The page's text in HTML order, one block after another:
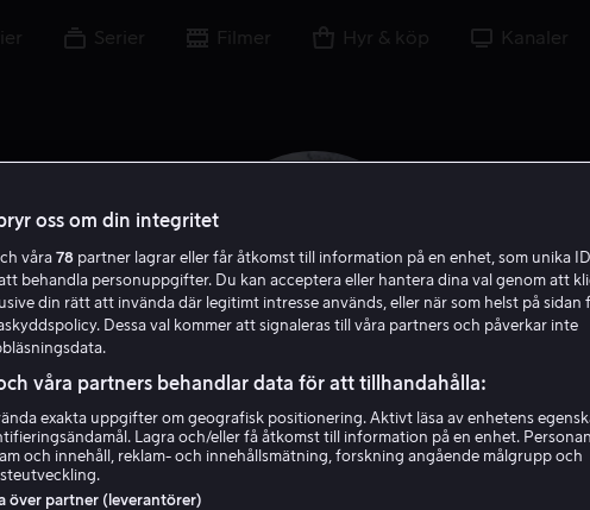
Serier Filmer Hyr & köp Kanaler
Hermione Corfield
oss om din integritet
våra 78 partner lagrar eller får åtkomst till information på en enhet, som unika ID
behandla personuppgifter. Du kan acceptera eller hantera dina val genom att
din rätt att invända där legitimt intresse används, eller när som helst på sidan
Dessa val kommer att signaleras till våra partners och påverkar inte
våra partners behandlar data för att tillhandahålla:
exakta uppgifter om geografisk positionering. Aktivt läsa av enhetens
Lagra och/eller få åtkomst till information på en enhet.
och innehåll, reklam- och innehållsmätning, forskning angående målgrupp och
över partner (leverantörer)